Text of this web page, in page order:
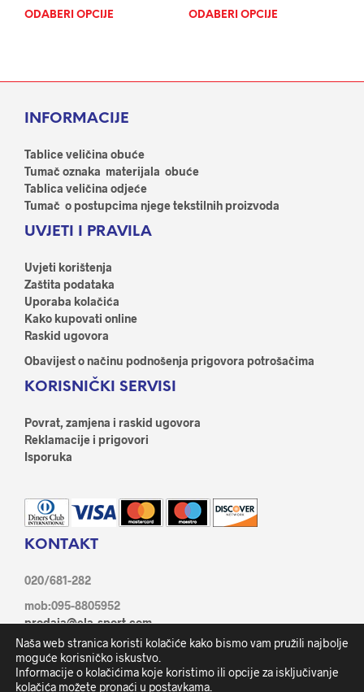
ODABERI OPCIJE
Ovaj
varijanti.
na
proizvoda
ODABERI OPCIJE
INFORMACIJE
Tablice veličina obuće
Tumač oznaka materijala obuće
Tablica veličina odjeće
Tumač o postupcima njege tekstilnih proizvoda
UVJETI I PRAVILA
Uvjeti korištenja
Zaštita podataka
Uporaba kolačića
Kako kupovati online
Raskid ugovora
Obavijest o načinu podnošenja prigovora potrošačima
KORISNIČKI SERVISI
Povrat, zamjena i raskid ugovora
Reklamacije i prigovori
Isporuka
KONTAKT
020/681-282
mob:095-8805952
prodaja@ela-sport.com
Ante Starčević 21/1, 20350 Metković
Facebook
Naša web stranica koristi kolačiće kako bismo vam pružili najbolje
moguće korisničko iskustvo.
Informacije o kolačićima koje koristimo ili opcije za isključivanje
kolačića možete pronaći u postavkama